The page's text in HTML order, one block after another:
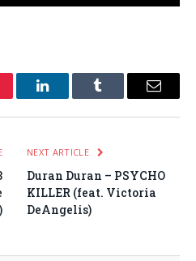
LinkedInTumblr Email
NEXT ARTICLE
Duran Duran – PSYCHO
KILLER (feat. Victoria
DeAngelis)